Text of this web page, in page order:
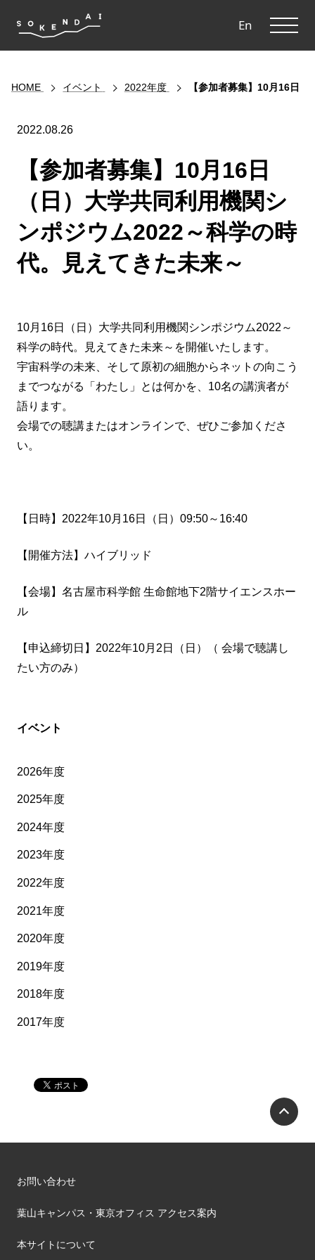
En
HOME イベント 2022年度 【参加者募集】10月16日
2022.08.26
【参加者募集】10月16日
（日）大学共同利用機関シ
ンポジウム2022～科学の時
代。見えてきた未来～
10月16日（日）大学共同利用機関シンポジウム2022～
科学の時代。見えてきた未来～を開催いたします。
宇宙科学の未来、そして原初の細胞からネットの向こう
までつながる「わたし」とは何かを、10名の講演者が
語ります。
会場での聴講またはオンラインで、ぜひご参加くださ
い。
【日時】2022年10月16日（日）09:50～16:40
【開催方法】ハイブリッド
【会場】名古屋市科学館 生命館地下2階サイエンスホー
ル
【申込締切日】2022年10月2日（日）（ 会場で聴講し
たい方のみ）
イベント
2026年度
2025年度
2024年度
2023年度
2022年度
2021年度
2020年度
2019年度
2018年度
2017年度
お問い合わせ
葉山キャンパス・東京オフィス アクセス案内
本サイトについて